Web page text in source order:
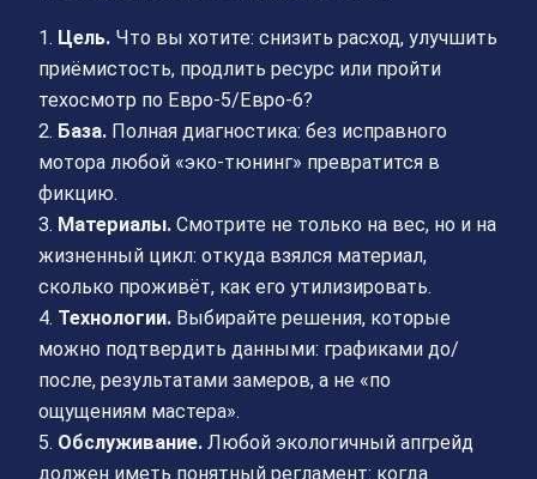
1. Цель. Что вы хотите: снизить расход, улучшить
приёмистость, продлить ресурс или пройти
техосмотр по Евро-5/Евро-6?
2. База. Полная диагностика: без исправного
мотора любой «эко-тюнинг» превратится в
фикцию.
3. Материалы. Смотрите не только на вес, но и на
жизненный цикл: откуда взялся материал,
сколько проживёт, как его утилизировать.
4. Технологии. Выбирайте решения, которые
можно подтвердить данными: графиками до/
после, результатами замеров, а не «по
ощущениям мастера».
5. Обслуживание. Любой экологичный апгрейд
должен иметь понятный регламент: когда